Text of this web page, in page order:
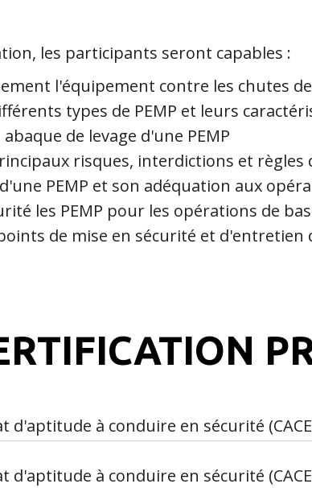
les participants seront capables :
l'équipement contre les chutes
types de PEMP et leurs
de levage d'une PEMP
risques, interdictions et
PEMP et son adéquation aux
les PEMP pour les opérations de
de mise en sécurité et d'entretien
d'aptitude à conduire en sécurité
d'aptitude à conduire en sécurité